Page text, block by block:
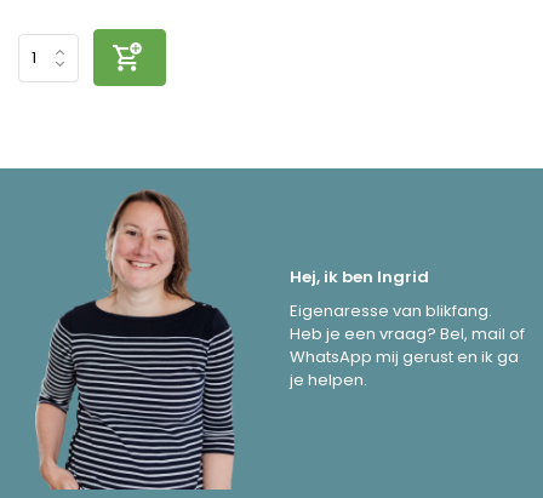
Hej, ik ben Ingrid
Eigenaresse van blikfang.
Heb je een vraag? Bel, mail of
WhatsApp mij gerust en ik ga
je helpen.